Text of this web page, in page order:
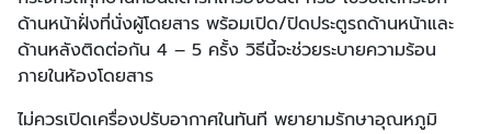
ด้านหน้าฝั่งที่นั่งผู้โดยสาร พร้อมเปิด/ปิดประตูรถด้านหน้าและ
ด้านหลังติดต่อกัน 4 – 5 ครั้ง วิธีนี้จะช่วยระบายความร้อน
ภายในห้องโดยสาร
ไม่ควรเปิดเครื่องปรับอากาศในทันที พยายามรักษาอุณหภูมิ